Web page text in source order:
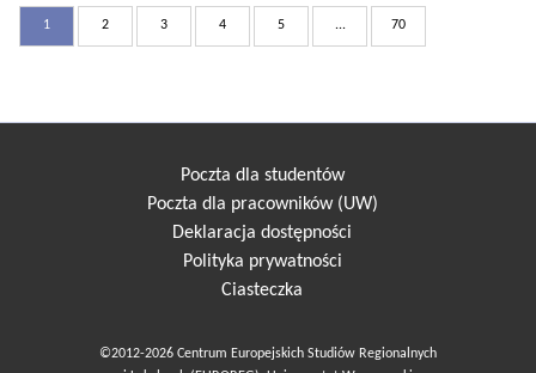
1 2 3 4 5 ... 70
Poczta dla studentów
Poczta dla pracowników (UW)
Deklaracja dostępności
Polityka prywatności
Ciasteczka
©2012-2026 Centrum Europejskich Studiów Regionalnych